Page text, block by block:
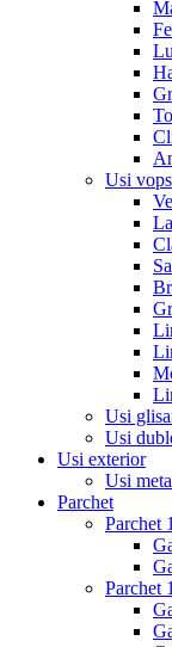
Usi
Usi
Usi
Usi exterior
Usi
Parchet
Parchet
Parchet